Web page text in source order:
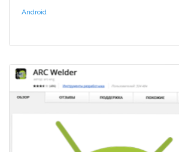
Android